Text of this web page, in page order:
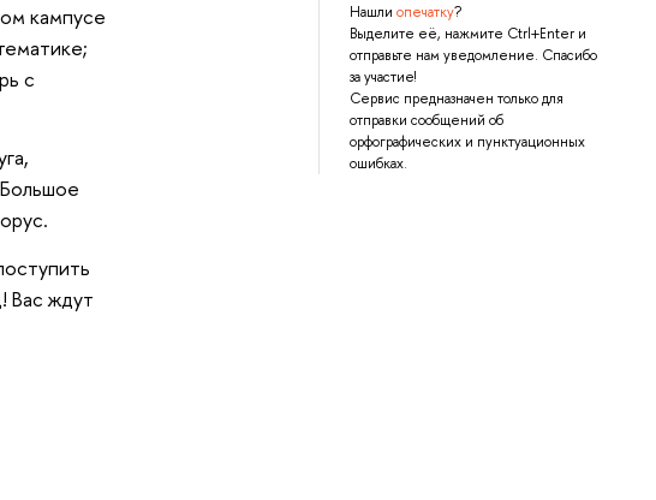
Нашли опечатку?
Выделите её, нажмите Ctrl+Enter и
отправьте нам уведомление. Спасибо
за участие!
Сервис предназначен только для
отправки сообщений об
орфографических и пунктуационных
ошибках.
кампусе
с
ждут